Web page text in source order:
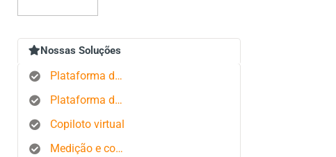
Nossas Soluções
Plataforma de rastreamento GPS
Plataforma de gerenciamento de pedidos
Copiloto virtual
Medição e controle de estados produtivos